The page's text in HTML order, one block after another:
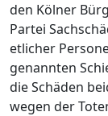
den Kölner
Partei
etlicher
genannten
die Schäden
wegen der